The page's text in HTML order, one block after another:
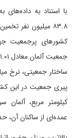
کشورهای پرجمعیت
کیلومتر مربع،
عمده‌ای از ساکنان آن، حدود ۷۷٪، در مناطق شهری